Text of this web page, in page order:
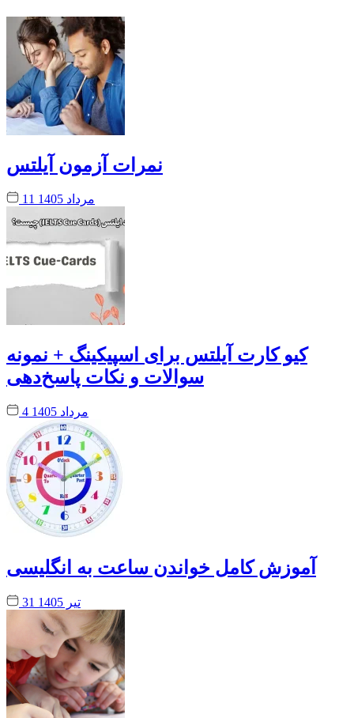
نمرات آزمون آیلتس
11 مرداد 1405
کیو کارت آیلتس برای اسپیکینگ + نمونه
سوالات و نکات پاسخ‌دهی
4 مرداد 1405
آموزش کامل خواندن ساعت به انگلیسی
31 تیر 1405